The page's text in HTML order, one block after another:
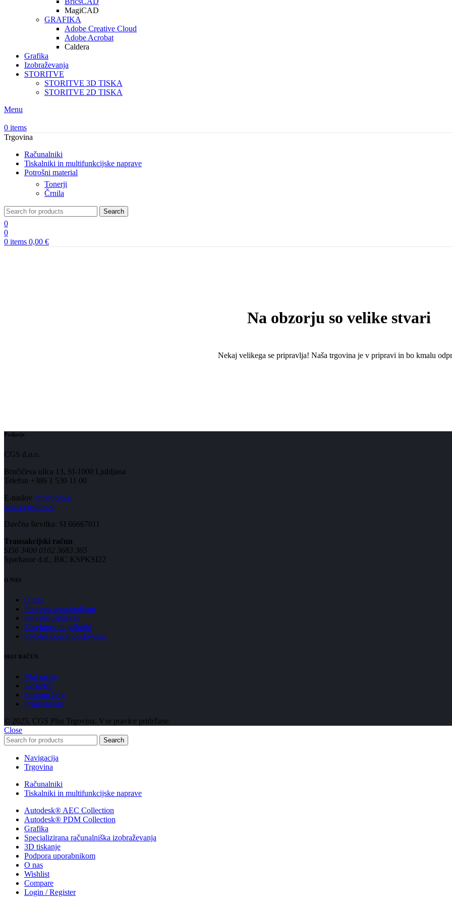
MagiCAD
GRAFIKA
Adobe Creative Cloud
Adobe Acrobat
Caldera
Grafika
Izobraževanja
STORITVE
STORITVE 3D TISKA
STORITVE 2D TISKA
Menu
0 items
Trgovina
Računalniki
Tiskalniki in multifunkcijske naprave
Potrošni material
Tonerji
Črnila
Search
0
0
0 items 0,00 €
Na obzorju so velike stvari
Nekaj ​​velikega se pripravlja! Naša trgovina je v pripravi in ​​bo kmalu
Podjetje
CGS d.o.o.
Brnčičeva ulica 13, SI-1000 Ljubljana
Telefon +386 1 530 11 00
E-naslov info@cgs.si
www.cgsplus.si
Davčna številka: SI 66667011
Transakcijski račun
SI56 3400 0102 3683 365
Sparkasse d.d., BIC KSPKSI22
O NAS
O nas
Podpora uporabnikom
Servisni zahtevek
Zasebnost in piškotki
Splošni pogoji poslovanja
MOJ RAČUN
Moj račun
Košarica
Seznam želja
Primerjalnik
© 2025, CGS Plus Trgovina. Vse pravice pridržane.
Close
Search
Navigacija
Trgovina
Računalniki
Tiskalniki in multifunkcijske naprave
Autodesk® AEC Collection
Autodesk® PDM Collection
Grafika
Specializirana računalniška izobraževanja
3D tiskanje
Podpora uporabnikom
O nas
Wishlist
Compare
Login / Register